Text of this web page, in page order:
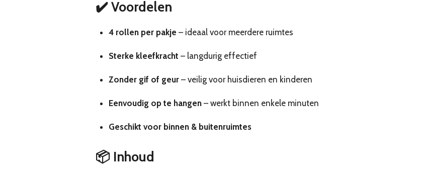
✔️ Voordelen
4 rollen per pakje – ideaal voor meerdere ruimtes
Sterke kleefkracht – langdurig effectief
Zonder gif of geur– veilig voor huisdieren en kinderen
Eenvoudig op te hangen– werkt binnen enkele minuten
Geschikt voor binnen & buitenruimtes
📦 Inhoud